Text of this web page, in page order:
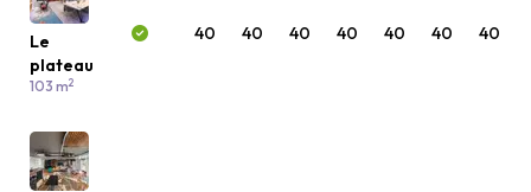
Le
plateau
103 m2
40 40 40 40 40 40 40